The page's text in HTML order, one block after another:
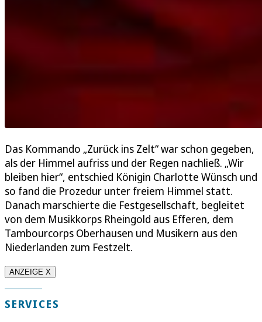
Das Kommando „Zurück ins Zelt“ war schon gegeben,
als der Himmel aufriss und der Regen nachließ. „Wir
bleiben hier“, entschied Königin Charlotte Wünsch und
so fand die Prozedur unter freiem Himmel statt.
Danach marschierte die Festgesellschaft, begleitet
von dem Musikkorps Rheingold aus Efferen, dem
Tambourcorps Oberhausen und Musikern aus den
Niederlanden zum Festzelt.
ANZEIGE X
SERVICES